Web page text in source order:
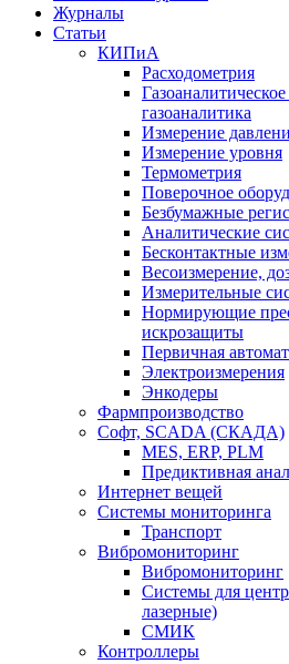
Журналы
Статьи
КИПиА
Расходометрия
газоаналитика
Измерение
Измерение уровня
Термометрия
Поверочное
Безбумажные
Аналитические
Бесконтактные
Весоизмерение,
Измерительные
Нормирующие
искрозащиты
Первичная
Электроизмерения
Энкодеры
Фармпроизводство
Софт, SCADA (СКАДА)
MES, ERP, PLM
Предиктивная
Интернет вещей
Системы мониторинга
Транспорт
Вибромониторинг
Вибромониторинг
Системы для
лазерные)
СМИК
Контроллеры